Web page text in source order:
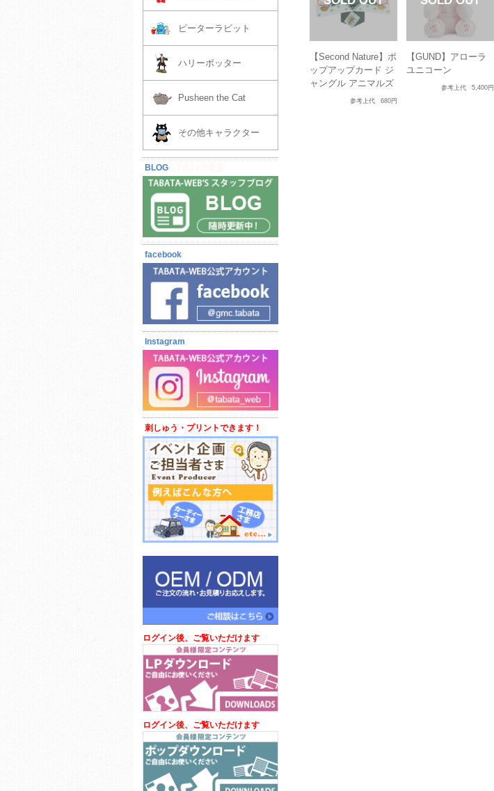
【Second Nature】ポ
ップアップカード ジ
ャングル アニマルズ
参考上代 680円
【GUND】アローラ
ユニコーン
参考上代 5,400円
ピーターラビット
ハリーポッター
Pusheen the Cat
その他キャラクター
BLOG
facebook
Instagram
刺しゅう・プリントできます！
ログイン後、ご覧いただけます
ログイン後、ご覧いただけます